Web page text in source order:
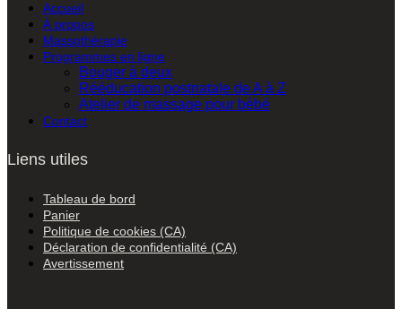
Accueil
À propos
Massothérapie
Programmes en ligne
Bouger à deux
Rééducation postnatale de A à Z
Atelier de massage pour bébé
Contact
Liens utiles
Tableau de bord
Panier
Politique de cookies (CA)
Déclaration de confidentialité (CA)
Avertissement